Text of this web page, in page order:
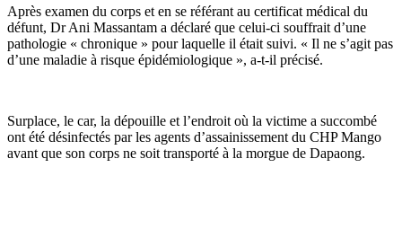
Après examen du corps et en se référant au certificat médical du
défunt, Dr Ani Massantam a déclaré que celui-ci souffrait d’une
pathologie « chronique » pour laquelle il était suivi. « Il ne s’agit pas
d’une maladie à risque épidémiologique », a-t-il précisé.
Surplace, le car, la dépouille et l’endroit où la victime a succombé
ont été désinfectés par les agents d’assainissement du CHP Mango
avant que son corps ne soit transporté à la morgue de Dapaong.